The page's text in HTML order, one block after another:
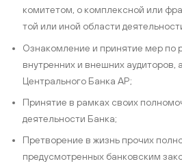
комитетом, о комплексной или
той или иной области
Ознакомление и принятие мер по
внутренних и внешних аудиторов,
Центрального Банка АР;
Принятие в рамках своих
деятельности Банка;
Претворение в жизнь прочих
предусмотренных банковским